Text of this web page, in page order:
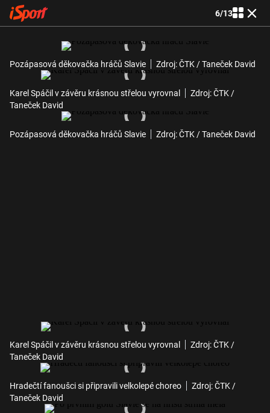
6/13
Pozápasová děkovačka hráčů Slavie Zdroj: ČTK / Taneček David
Karel Spáčil v závěru krásnou střelou vyrovnal
Zdroj: ČTK /
Taneček David
Pozápasová děkovačka hráčů Slavie Zdroj: ČTK / Taneček David
Karel Spáčil v závěru krásnou střelou vyrovnal
Zdroj: ČTK /
Taneček David
Hradečtí fanoušci si připravili velkolepé choreo
Zdroj: ČTK /
Taneček David